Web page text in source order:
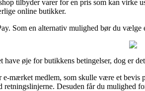
tilbyder varer for en pris som kan
online butikker.
Som en alternativ mulighed bør du
øje for butikkens betingelser, dog er
mærket medlem, som skulle være et
Desuden får du mulighed